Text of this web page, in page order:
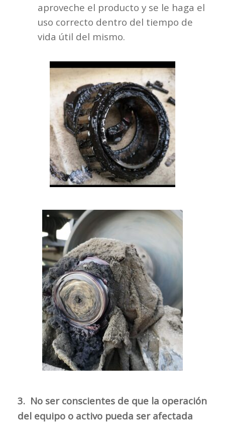
aproveche el producto y se le haga el
uso correcto dentro del tiempo de
vida útil del mismo.
3. No ser conscientes de que la operación
del equipo o activo pueda ser afectada